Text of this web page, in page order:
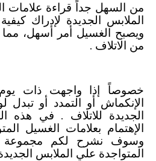
من السهل جداً قراءة علامات
الملابس الجديدة لإدراك
ويصبح الغسيل أمر أسهل،
من الاتلاف .
خصوصاً إذا واجهت ذات
الإنكماش أو التمدد أو
الجديدة للاتلاف . في هذه
الإهتمام بعلامات الغسيل
وسوف نشرح لكم مجموعة
المتواجدة علي الملابس